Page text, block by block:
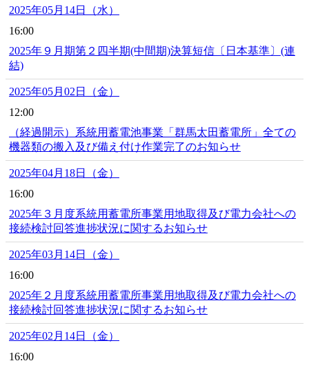
2025年05月14日（水）
16:00
2025年９月期第２四半期(中間期)決算短信〔日本基準〕(連
結)
2025年05月02日（金）
12:00
（経過開示）系統用蓄電池事業「群馬太田蓄電所」全ての
機器類の搬入及び備え付け作業完了のお知らせ
2025年04月18日（金）
16:00
2025年３月度系統用蓄電所事業用地取得及び電力会社への
接続検討回答進捗状況に関するお知らせ
2025年03月14日（金）
16:00
2025年２月度系統用蓄電所事業用地取得及び電力会社への
接続検討回答進捗状況に関するお知らせ
2025年02月14日（金）
16:00